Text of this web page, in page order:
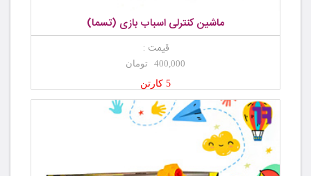
ماشین کنترلی اسباب بازی (تسما)
قیمت :
400,000 تومان
5 کارتن